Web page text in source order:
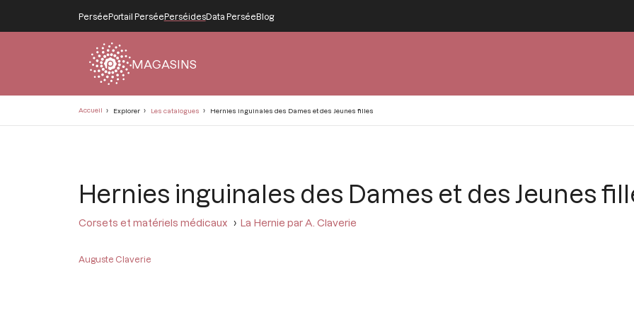
PerséePortail PerséePerséidesData PerséeBlog
MAGASINS
Accueil Explorer Les catalogues Hernies inguinales des Dames et des Jeunes filles
Hernies inguinales des Dames et des Jeunes
Corsets et matériels médicaux La Hernie par A. Claverie
Auguste Claverie